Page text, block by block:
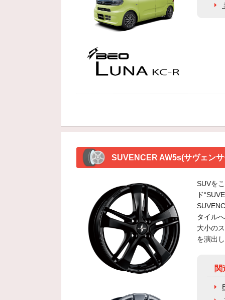
SUVENCER AW5s(サヴェン
SUVを
ド
タイル
大小の
を演出
関